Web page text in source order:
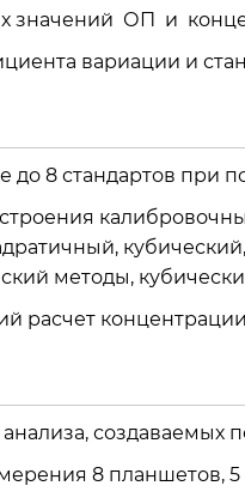
значений ОП и
вариации и
до 8 стандартов при
методы,
расчет концентрации
создаваемых
8 планшетов,